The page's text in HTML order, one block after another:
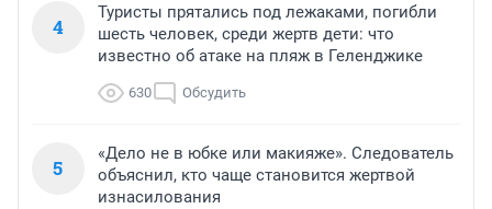
4
Туристы прятались под лежаками, погибли
шесть человек, среди жертв дети: что
известно об атаке на пляж в Геленджике
630 Обсудить
5
«Дело не в юбке или макияже». Следователь
объяснил, кто чаще становится жертвой
изнасилования